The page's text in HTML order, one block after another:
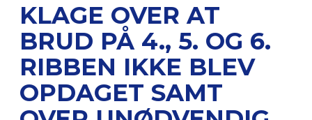
KLAGE OVER AT
BRUD PÅ 4., 5. OG 6.
RIBBEN IKKE BLEV
OPDAGET SAMT